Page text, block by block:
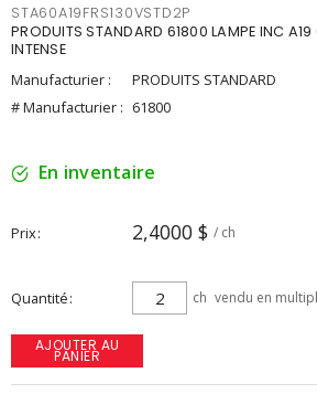
STA60A19FRS130VSTD2P
PRODUITS STANDARD 61800 LAMPE INC A19
INTENSE
Manufacturier :
PRODUITS STANDARD
# Manufacturier : 61800
En inventaire
Prix 2,4000 $ / ch
Quantité ch vendu en
AJOUTER AU
PANIER